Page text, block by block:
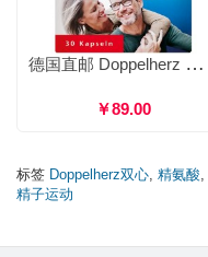
德国直邮 Doppelherz 双心 多维锌硒男士营养胶囊 备孕保护前列腺提升抵抗力 30粒
￥89.00
标签 Doppelherz双心 精氨酸
精子运动